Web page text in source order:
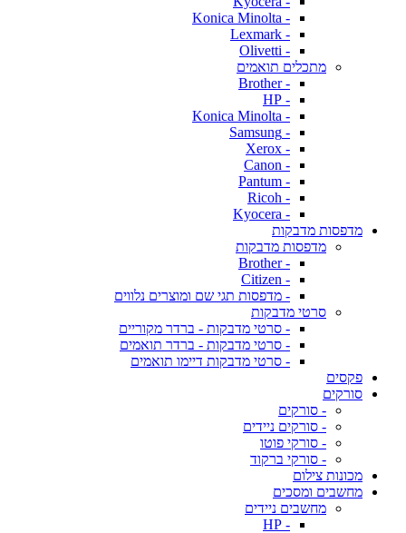
- Konica Minolta
- Lexmark
- Olivetti
מתכלים תואמים
- Brother
- HP
- Konica Minolta
- Samsung
- Xerox
- Canon
- Pantum
- Ricoh
- Kyocera
מדפסות מדבקות
מדפסות מדבקות
- Brother
- Citizen
- מדפסות תגי שם ומוצרים נלווים
סרטי מדבקות
- סרטי מדבקות - ברדר מקוריים
- סרטי מדבקות - ברדר תואמים
- סרטי מדבקות דיימו תואמים
פקסים
סורקים
- סורקים
- סורקים ניידים
- סורקי פוטו
- סורקי ברקוד
מכונות צילום
מחשבים ומסכים
מחשבים ניידים
- HP